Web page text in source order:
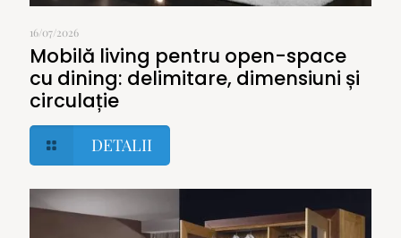
16/07/2026
Mobilă living pentru open-space
cu dining: delimitare, dimensiuni și
circulație
DETALII